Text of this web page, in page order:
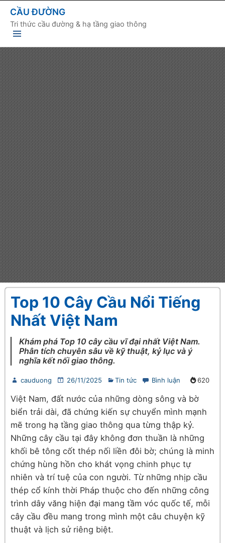
CẦU ĐƯỜNG
Tri thức cầu đường & hạ tầng giao thông
Top 10 Cây Cầu Nổi Tiếng
Nhất Việt Nam
Khám phá Top 10 cây cầu vĩ đại nhất Việt Nam.
Phân tích chuyên sâu về kỹ thuật, kỷ lục và ý
nghĩa kết nối giao thông.
cauduong 26/11/2025 Tin tức Bình luận 620
Việt Nam, đất nước của những dòng sông và bờ
biển trải dài, đã chứng kiến sự chuyển mình mạnh
mẽ trong hạ tầng giao thông qua từng thập kỷ.
Những cây cầu tại đây không đơn thuần là những
khối bê tông cốt thép nối liền đôi bờ; chúng là minh
chứng hùng hồn cho khát vọng chinh phục tự
nhiên và trí tuệ của con người. Từ những nhịp cầu
thép cổ kính thời Pháp thuộc cho đến những công
trình dây văng hiện đại mang tầm vóc quốc tế, mỗi
cây cầu đều mang trong mình một câu chuyện kỹ
thuật và lịch sử riêng biệt.